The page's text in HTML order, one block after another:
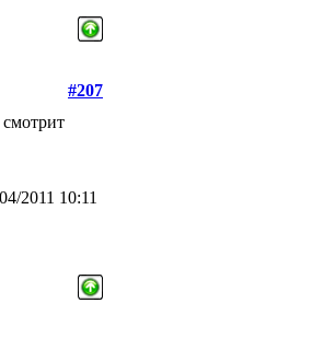
#207
2011 10:11